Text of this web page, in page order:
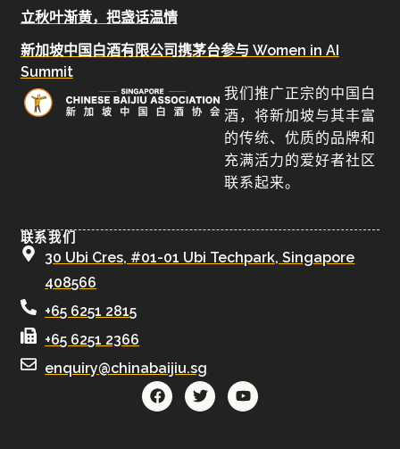
立秋叶渐黄，把盏话温情
新加坡中国白酒有限公司携茅台参与 Women in AI
Summit
我们推广正宗的中国白
酒，将新加坡与其丰富
的传统、优质的品牌和
充满活力的爱好者社区
联系起来。
联系我们
30 Ubi Cres, #01-01 Ubi Techpark, Singapore
408566
+65 6251 2815
+65 6251 2366
enquiry@chinabaijiu.sg